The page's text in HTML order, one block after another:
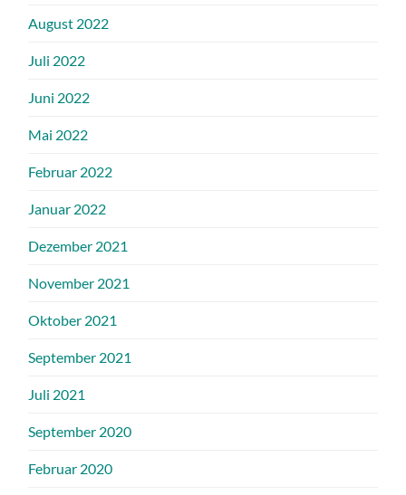
August 2022
Juli 2022
Juni 2022
Mai 2022
Februar 2022
Januar 2022
Dezember 2021
November 2021
Oktober 2021
September 2021
Juli 2021
September 2020
Februar 2020